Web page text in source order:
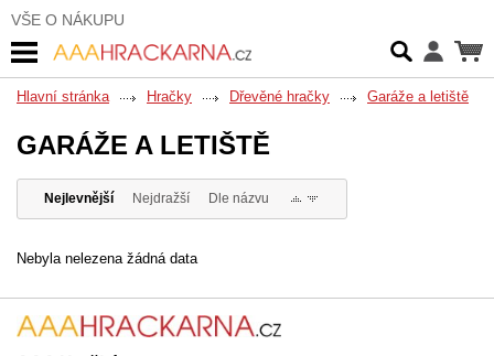
VŠE O NÁKUPU
Hlavní stránka Hračky Dřevěné hračky Garáže a letiště
GARÁŽE A LETIŠTĚ
Nejlevnější Nejdražší Dle názvu
Nebyla nelezena žádná data